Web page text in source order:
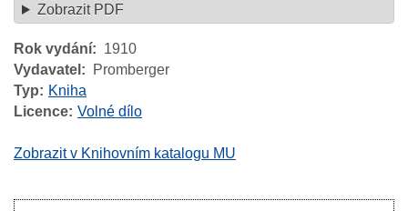
Zobrazit PDF
Rok vydání
1910
Vydavatel
Promberger
Typ
Kniha
Licence Volné dílo
Zobrazit v Knihovním katalogu MU